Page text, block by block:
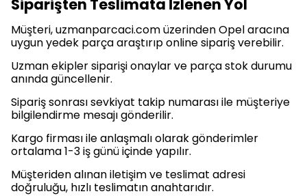
Siparişten Teslimata İzlenen Yol
Müşteri, uzmanparcaci.com üzerinden Opel aracına
uygun yedek parça araştırıp online sipariş verebilir.
Uzman ekipler siparişi onaylar ve parça stok durumu
anında güncellenir.
Sipariş sonrası sevkiyat takip numarası ile müşteriye
bilgilendirme mesajı gönderilir.
Kargo firması ile anlaşmalı olarak gönderimler
ortalama 1-3 iş günü içinde yapılır.
Müşteriden alınan iletişim ve teslimat adresi
doğruluğu, hızlı teslimatın anahtarıdır.